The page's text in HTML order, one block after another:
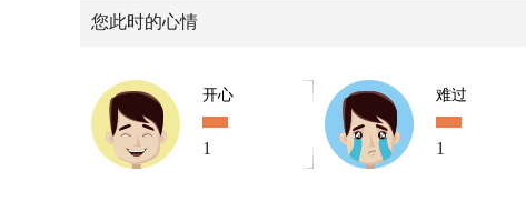
您此时的心情
开心
1
难过
1